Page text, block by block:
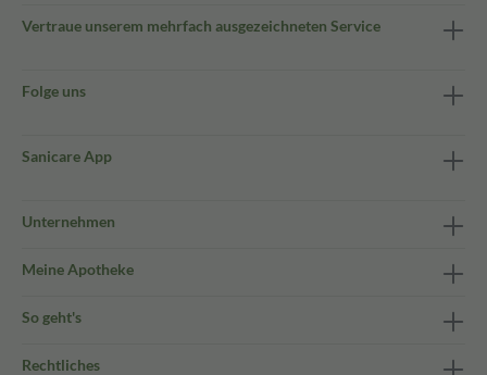
Vertraue unserem mehrfach ausgezeichneten Service
Folge uns
Sanicare App
Unternehmen
Meine Apotheke
So geht's
Rechtliches